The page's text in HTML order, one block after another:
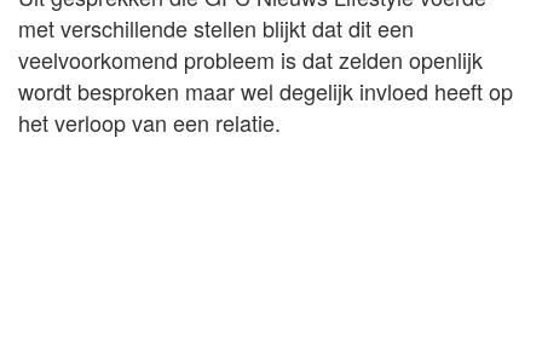
met verschillende stellen blijkt dat dit een
veelvoorkomend probleem is dat zelden openlijk
wordt besproken maar wel degelijk invloed heeft op
het verloop van een relatie.